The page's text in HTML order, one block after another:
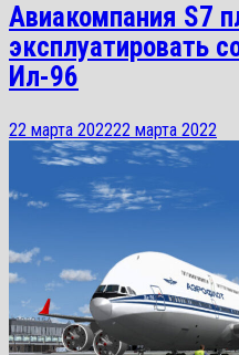
Авиакомпания S7
эксплуатировать
Ил-96
22 марта 202222 марта 2022